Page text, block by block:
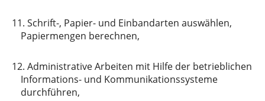
11. Schrift-, Papier- und Einbandarten auswählen,
Papiermengen berechnen,
12. Administrative Arbeiten mit Hilfe der betrieblichen
Informations- und Kommunikationssysteme
durchführen,